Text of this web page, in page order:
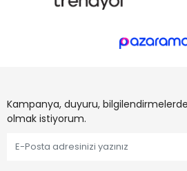
Kampanya, duyuru,
olmak istiyorum.